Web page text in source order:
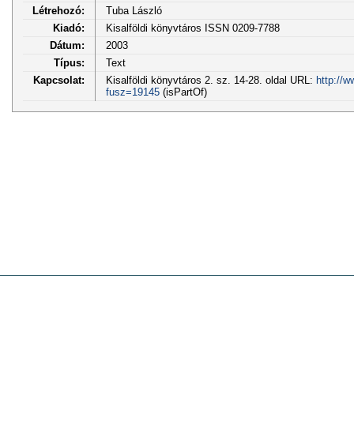
Létrehozó:
Tuba László
Kiadó:
Kisalföldi könyvtáros ISSN 0209-7788
Dátum:
2003
Típus:
Text
Kapcsolat:
Kisalföldi könyvtáros 2. sz. 14-28. oldal URL: http://
fusz=19145(isPartOf)